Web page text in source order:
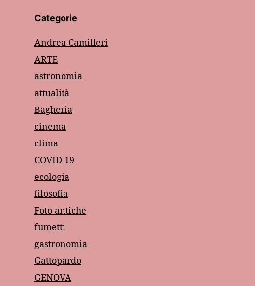
Categorie
Andrea Camilleri
ARTE
astronomia
attualità
Bagheria
cinema
clima
COVID 19
ecologia
filosofia
Foto antiche
fumetti
gastronomia
Gattopardo
GENOVA